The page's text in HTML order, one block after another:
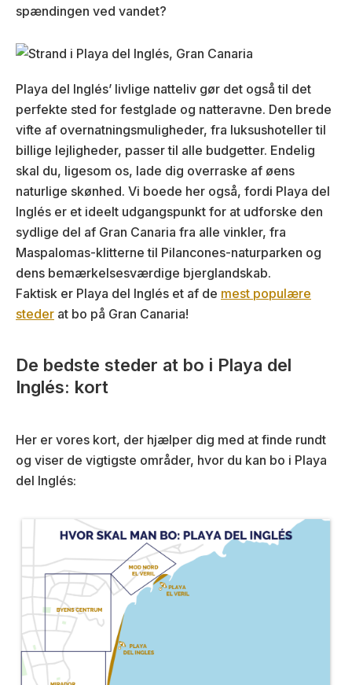
spændingen ved vandet?
Playa del Inglés’ livlige natteliv gør det også til det
perfekte sted for festglade og natteravne. Den brede
vifte af overnatningsmuligheder, fra luksushoteller til
billige lejligheder, passer til alle budgetter. Endelig
skal du, ligesom os, lade dig overraske af øens
naturlige skønhed. Vi boede her også, fordi Playa del
Inglés er et ideelt udgangspunkt for at udforske den
sydlige del af Gran Canaria fra alle vinkler, fra
Maspalomas-klitterne til Pilancones-naturparken og
dens bemærkelsesværdige bjerglandskab.
Faktisk er Playa del Inglés et af de mest populære
steder at bo på Gran Canaria!
De bedste steder at bo i Playa del
Inglés: kort
Her er vores kort, der hjælper dig med at finde rundt
og viser de vigtigste områder, hvor du kan bo i Playa
del Inglés: